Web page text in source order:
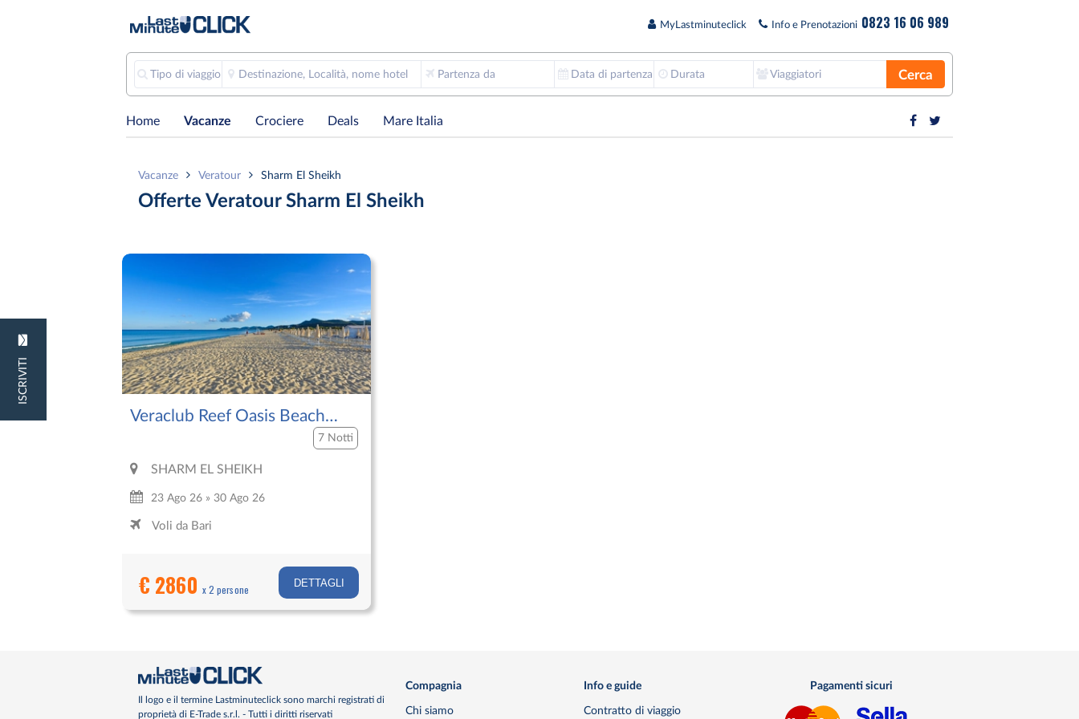
MyLastminuteclick Info e Prenotazioni 0823 16 06 989
Tipo di viaggio Destinazione, Località, nome hotel Partenza da Data di partenza Durata Viaggiatori Cerca
Home Vacanze Crociere Deals Mare Italia
Vacanze Veratour Sharm El Sheikh
Offerte Veratour Sharm El Sheikh
Veraclub Reef Oasis Beach
7 Notti
SHARM EL SHEIKH
23 Ago 26 » 30 Ago 26
Voli da Bari
€ 2860 x 2 persone DETTAGLI
Il logo e il termine Lastminuteclick sono marchi registrati di
proprietà di E-Trade s.r.l. - Tutti i diritti riservati
Compagnia
Chi siamo
Info e guide
Contratto di viaggio
Pagamenti sicuri
ISCRIVITI